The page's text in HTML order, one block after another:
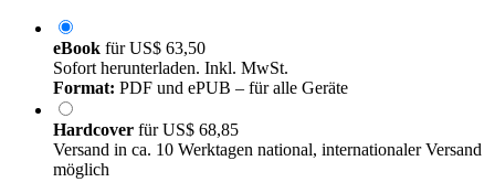
eBook fürUS$ 63,50
Sofort herunterladen. Inkl. MwSt.
Format: PDF und ePUB – für alle Geräte
Hardcover fürUS$ 68,85
Versand in ca. 10 Werktagen national, internationaler Versand
möglich